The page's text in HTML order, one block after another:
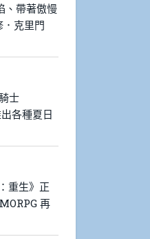
、帶著傲慢
克里門
士
各種夏日
重生》正
再